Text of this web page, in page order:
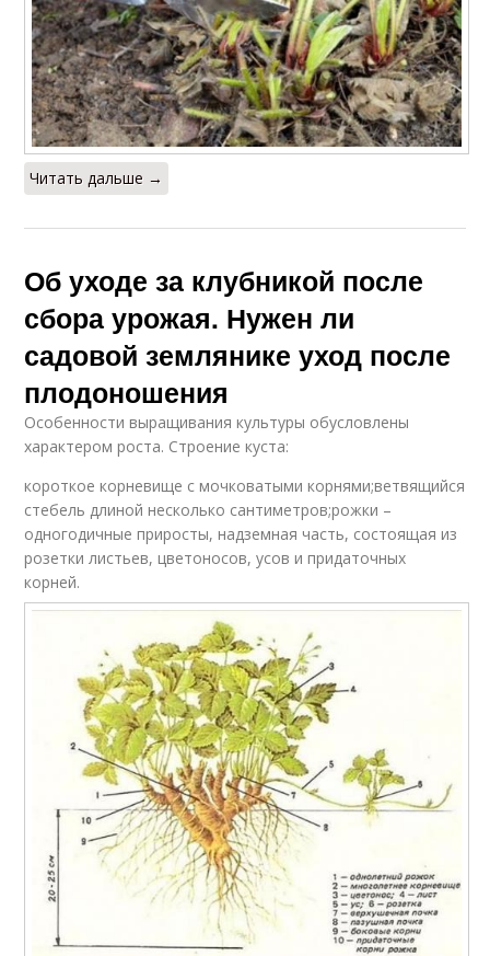
Читать дальше →
Об уходе за клубникой после
сбора урожая. Нужен ли
садовой землянике уход после
плодоношения
Особенности выращивания культуры обусловлены
характером роста. Строение куста:
короткое корневище с мочковатыми корнями;ветвящийся
стебель длиной несколько сантиметров;рожки –
одногодичные приросты, надземная часть, состоящая из
розетки листьев, цветоносов, усов и придаточных
корней.